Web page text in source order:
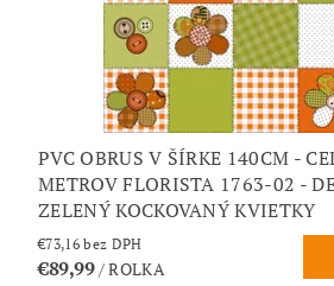
PVC OBRUS V ŠÍRKE 140CM -
METROV FLORISTA 1763-02 -
ZELENÝ KOCKOVANÝ KVIETKY
€73,16 bez DPH
€89,99/ ROLKA